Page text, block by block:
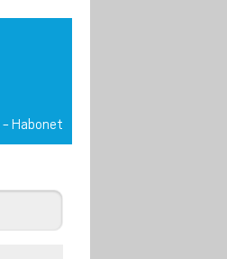
-Habonet